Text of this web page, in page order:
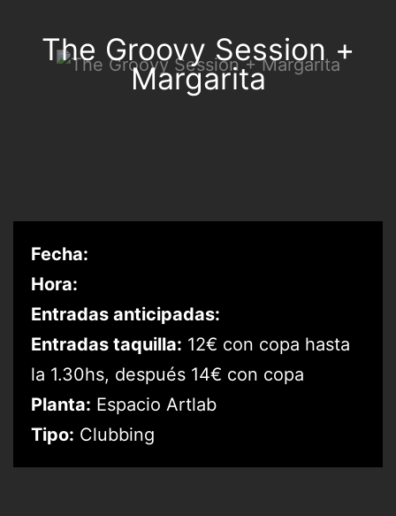
The Groovy Session +
Margarita
Fecha:
Hora:
Entradas anticipadas:
Entradas taquilla: 12€ con copa hasta
la 1.30hs, después 14€ con copa
Planta: Espacio Artlab
Tipo: Clubbing